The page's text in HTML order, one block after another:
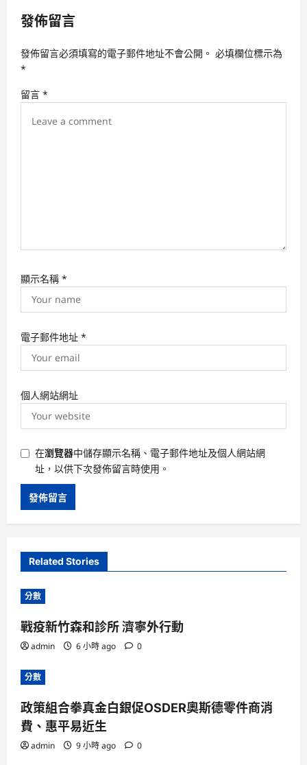
g
a
t
i
發佈留言
發佈留言必須填寫的電子郵件地址不會公開。 必填欄位標示為
*
留言 *
顯示名稱 *
電子郵件地址 *
個人網站網址
在瀏覽器中儲存顯示名稱、電子郵件地址及個人網站網
址，以供下次發佈留言時使用。
Related Stories
分數
戰疫新竹森和診所 濟寧外行動
admin 6 小時 ago 0
分數
政策組合拳真金白銀促OSDER奧斯德零件商消
費、惠平易近生
admin 9 小時 ago 0